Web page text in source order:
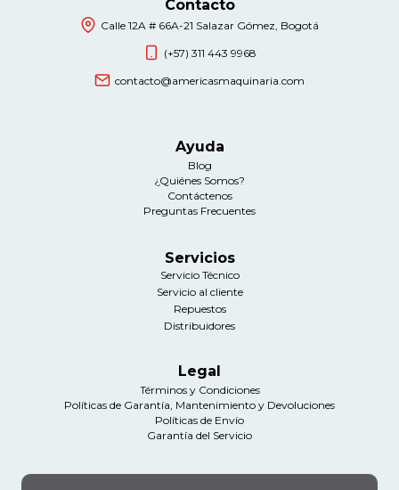
Contacto
Calle 12A # 66A-21 Salazar Gómez, Bogotá
(+57) 311 443 9968
contacto@americasmaquinaria.com
Ayuda
Blog
¿Quiénes Somos?
Contáctenos
Preguntas Frecuentes
Servicios
Servicio Técnico
Servicio al cliente
Repuestos
Distribuidores
Legal
Términos y Condiciones
Políticas de Garantía, Mantenimiento y Devoluciones
Políticas de Envío
Garantía del Servicio